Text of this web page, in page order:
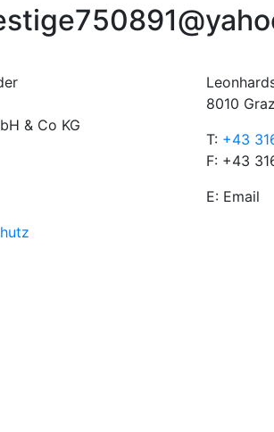
& Co KG
8010 Graz
T: +43
F: +43
E: Email